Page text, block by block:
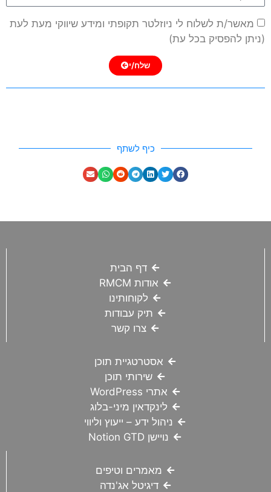
מאשר/ת לשלוח לי ניוזלטר תקופתי ומידע שיווקי מעת לעת
(ניתן להפסיק בכל עת)
שלח/י
כיף לשתף
דף הבית
אודות RMCM
לקוחותינו
תיק עבודות
צרו קשר
אסטרטגיית תוכן
שירותי תוכן
אתרי WordPress
לינקדאין מיני-בלוג
ניהול ידע – ייעוץ וליווי
נויישן Notion GTD
מאמרים וטיפים
דיגיטל אג'נדה